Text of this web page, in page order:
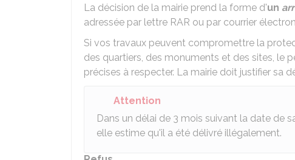
La décision de la mairie prend la forme d'un
adressée par lettre RAR ou par courrier
Si vos travaux peuvent compromettre la
des quartiers, des monuments et des sites, le
précises à respecter. La mairie doit justifier sa
Attention
Dans un délai de 3 mois suivant la date de
elle estime qu'il a été délivré illégalement.